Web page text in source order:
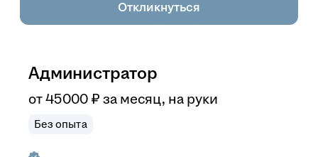
Откликнуться
Администратор
от45 000 ₽ за месяц, на руки
Без опыта